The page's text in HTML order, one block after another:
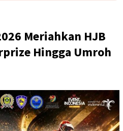
Meriahkan HJB
Hingga Umroh